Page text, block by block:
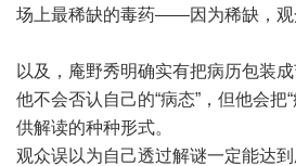
场上最稀缺的毒药——因为稀缺，观
以及，庵野秀明确实有把病历包装成
他不会否认自己的“病态”，但他会把
供解读的种种形式。
观众误以为自己透过解谜一定能达